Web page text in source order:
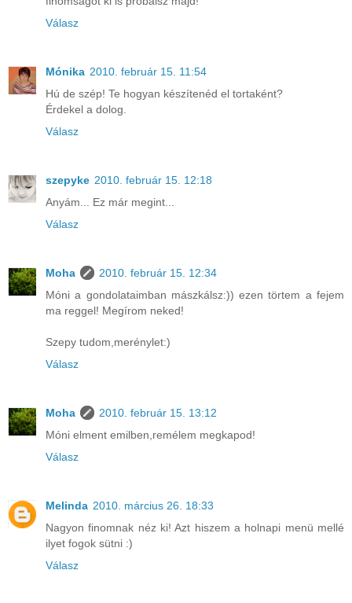
Válasz
Mónika 2010. február 15. 11:54
Hú de szép! Te hogyan készítenéd el tortaként?
Érdekel a dolog.
Válasz
szepyke 2010. február 15. 12:18
Anyám... Ez már megint...
Válasz
Moha
2010. február 15. 12:34
Móni a gondolataimban mászkálsz:)) ezen törtem a fejem
ma reggel! Megírom neked!
Szepy tudom,merénylet:)
Válasz
Moha
2010. február 15. 13:12
Móni elment emilben,remélem megkapod!
Válasz
Melinda 2010. március 26. 18:33
Nagyon finomnak néz ki! Azt hiszem a holnapi menü mellé
ilyet fogok sütni :)
Válasz